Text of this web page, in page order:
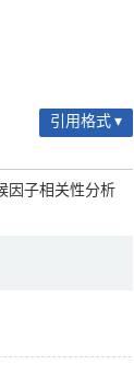
引用格式 ▾
因子相关性分析